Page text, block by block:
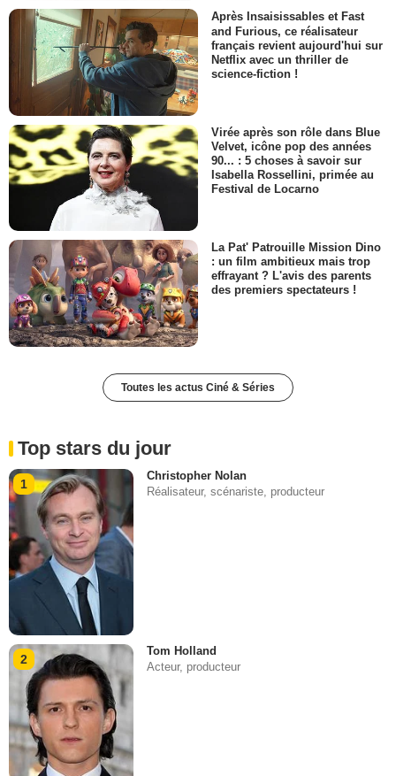
Après Insaisissables et Fast
and Furious, ce réalisateur
français revient aujourd'hui sur
Netflix avec un thriller de
science-fiction !
Virée après son rôle dans Blue
Velvet, icône pop des années
90... : 5 choses à savoir sur
Isabella Rossellini, primée au
Festival de Locarno
La Pat' Patrouille Mission Dino
: un film ambitieux mais trop
effrayant ? L'avis des parents
des premiers spectateurs !
Toutes les actus Ciné & Séries
Top stars du jour
1
Christopher Nolan
Réalisateur, scénariste, producteur
2
Tom Holland
Acteur, producteur